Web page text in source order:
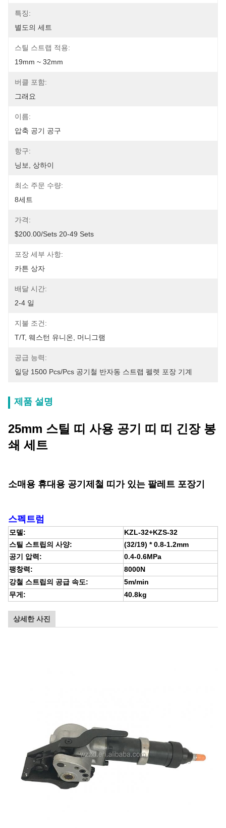
특징:
별도의 세트
스틸 스트랩 적용:
19mm ~ 32mm
버클 포함:
그래요
이름:
압축 공기 공구
항구:
닝보, 상하이
최소 주문 수량:
8세트
가격:
$200.00/sets 20-49 Sets
포장 세부 사항:
카튼 상자
배달 시간:
2-4 일
지불 조건:
T/T, 웨스턴 유니온, 머니그램
공급 능력:
일당 1500 Pcs/pcs 공기철 반자동 스트랩 펠렛 포장 기계
제품 설명
25mm 스틸 띠 사용 공기 띠 띠 긴장 봉
쇄 세트
소매용 휴대용 공기제철 띠가 있는 팔레트 포장기
스펙트럼
모델:
KZL-32+KZS-32
스틸 스트립의 사양:
(32/19) * 0.8-1.2mm
공기 압력:
0.4-0.6MPa
팽창력:
8000N
강철 스트립의 공급 속도:
5m/min
무게:
40.8kg
상세한 사진